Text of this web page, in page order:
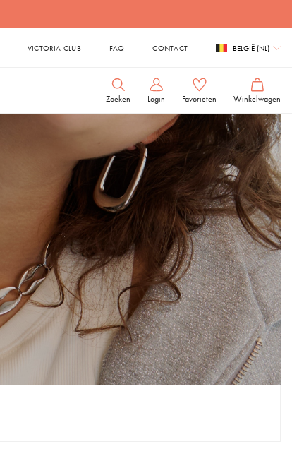
VICTORIA CLUB FAQ CONTACT BELGIË (NL)
Zoeken Login Favorieten Winkelwagen